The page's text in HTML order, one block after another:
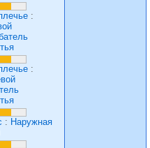
:
:
: Наружная